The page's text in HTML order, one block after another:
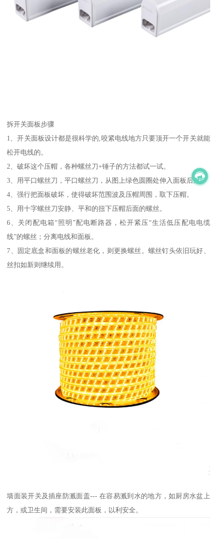
拆开关面板步骤
1、开关面板设计都是很科学的,咬紧电线地方只要顶开一个开关就能
松开电线的。
2、破坏这个压帽，各种螺丝刀+锤子的方法都试一试。
3、用平口螺丝刀，平口螺丝刀，从图上绿色圆圈处伸入面板后方。
4、强行把面板破坏，使得破坏范围波及压帽周围，取下压帽。
5、用十字螺丝刀安静、平和的扭下压帽后面的螺丝。
6、关闭配电箱“照明”配电断路器，松开紧压“生活低压配电电缆
线”的螺丝；分离电线和面板。
7、固定底盒和面板的螺丝老化，则更换螺丝。螺丝钉头依旧玩好、
丝扣如新则继续用。
墙面装开关及插座防溅面盖--- 在容易溅到水的地方，如厨房水盆上
方，或卫生间，需要安装此面板，以利安全。